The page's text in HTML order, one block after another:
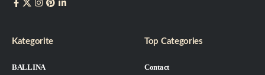
Kategorite
BALLINA
Top Categories
Contact